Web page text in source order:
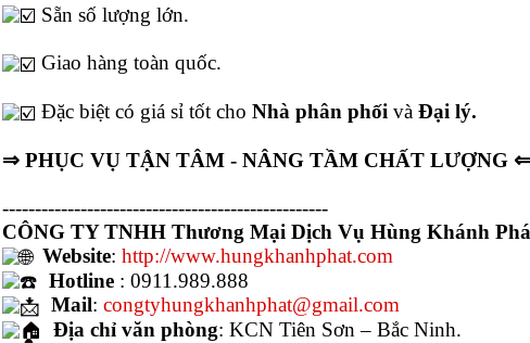
Sẵn số lượng lớn.
Giao hàng toàn quốc.
Đặc biệt có giá sỉ tốt cho Nhà phân phối và Đại lý.
⇒ PHỤC VỤ TẬN TÂM - NÂNG TẦM CHẤT LƯỢNG ⇐
--------------------------------------------------
CÔNG TY TNHH Thương Mại Dịch Vụ Hùng Khánh
Website: http://www.hungkhanhphat.com
Hotline: 0911.989.888
Mail: congtyhungkhanhphat@gmail.com
Địa chỉ văn phòng: KCN Tiên Sơn – Bắc Ninh.